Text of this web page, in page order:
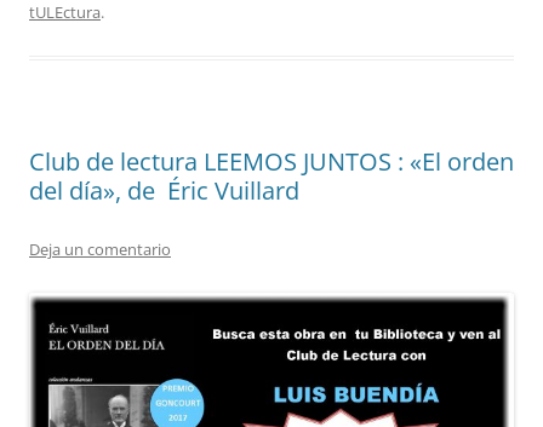
tULEctura.
Club de lectura LEEMOS JUNTOS : «El orden
del día», de Éric Vuillard
Deja un comentario